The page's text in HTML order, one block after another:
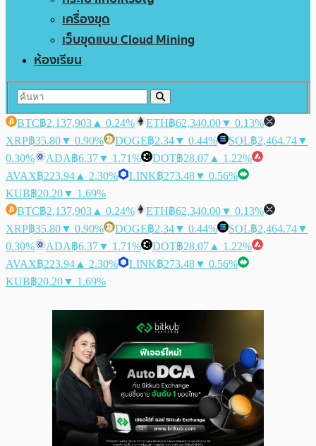
เครื่องขุด
เว็บขุดแบบ Cloud Mining
ห้องเรียน
BTC฿2,137,903 ▲ 0.24% ETH฿62,340.00▼ 0.13%
XRP฿35.80▼ 0.90% DOGE฿2.34▼ 0.44% SOL฿2,464.74▼
0.30%
ADA฿6.37▼ 1.71% DOT฿28.07 ▲ 1.22%
AVAX฿223.94 ▲ 2.30% LINK฿273.48▼ 0.56%
KUB฿20.20▼ 1.69%
BTC฿2,137,903 ▲ 0.24% ETH฿62,340.00▼ 0.13%
XRP฿35.80▼ 0.90% DOGE฿2.34▼ 0.44% SOL฿2,464.74▼
0.30%
ADA฿6.37▼ 1.71% DOT฿28.07 ▲ 1.22%
AVAX฿223.94 ▲ 2.30% LINK฿273.48▼ 0.56%
KUB฿20.20▼ 1.69%